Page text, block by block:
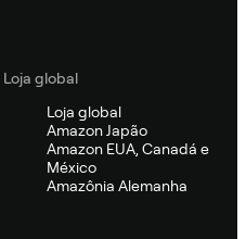
Loja global
Loja global
Amazon Japão
Amazon EUA, Canadá e
México
Amazônia Alemanha